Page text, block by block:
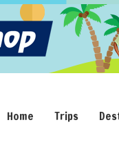
Home Trips